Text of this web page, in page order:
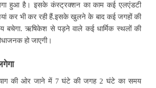
हुआ है। इसके कंस्ट्रक्शन का काम कई एलएंडटी
कर भी कर रही हैं.इसके खुलने के बाद कई जगहों की
बचेगा. ऋषिकेश से पड़ने वाले कई धार्मिक स्थलों की
हो जाएगी।
की ओर जाने में 7 घंटे की जगह 2 घंटे का समय